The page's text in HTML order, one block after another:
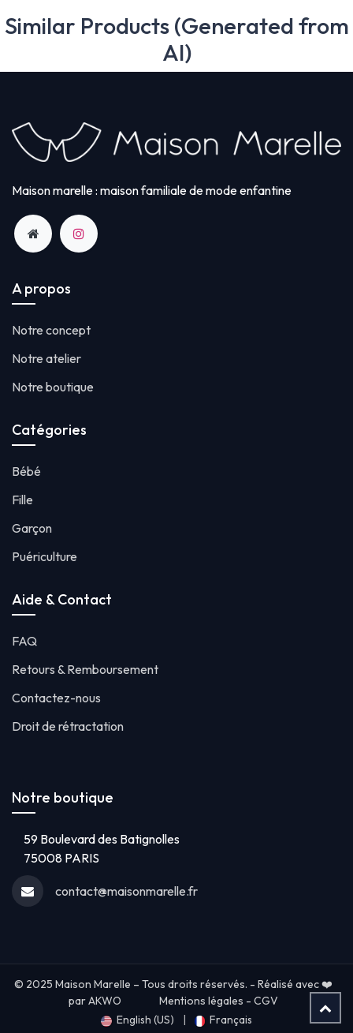
Similar Products (Generated from
AI)
Maison marelle : maison familiale de mode enfantine
A propos
Notre concept
Notre atelier
Notre boutique
Catégories
Bébé
Fille
Garçon
Puériculture
Aide & Contact
FAQ
Retours & Remboursement
Contactez-nous
Droit de rétractation
Notre boutique
59 Boulevard des Batignolles
75008 PARIS
contact@maisonmarelle.fr
© 2025 Maison Marelle – Tous droits réservés. - Réalisé avec ❤️
par AKWO
Mentions légales - CGV
English (US)
| Français